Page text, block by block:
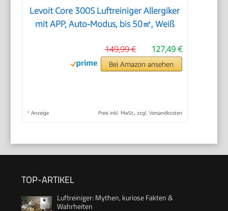
Levoit Core 300S Luftreiniger Allergiker
mit APP, Auto-Modus, bis 50㎡, Weiß
127,49 €
149,99 €
Bei Amazon ansehen
* Anzeige Preis inkl. MwSt., zzgl. Versandkosten
TOP-ARTIKEL
Luftreiniger: Mythen, kuriose Fakten &
Wahrheiten